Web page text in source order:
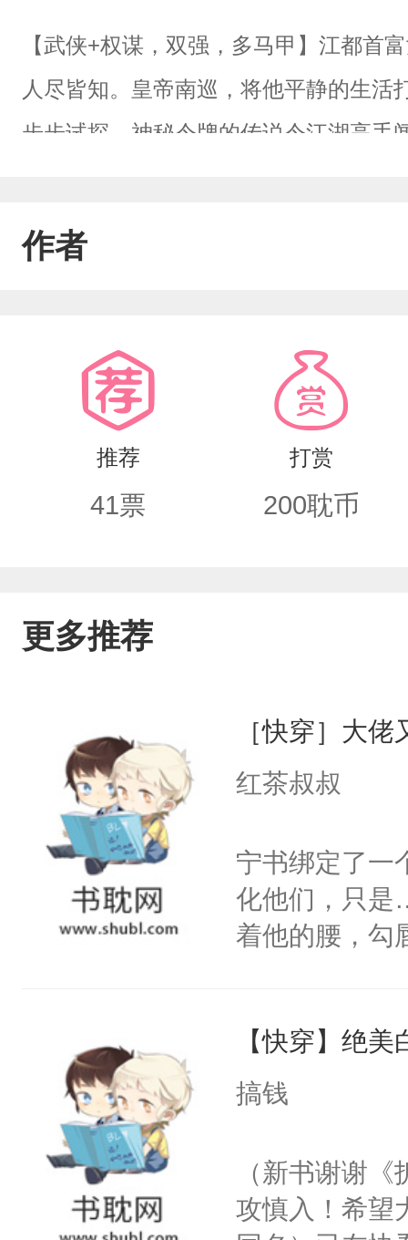
【武侠+权谋，双强，多马甲】江都首
人尽皆知。皇帝南巡，将他平静的生
步步试探，神秘令牌的传说令江湖高手
劫不复的深渊。【阅读指南】①多视
受由于立场/身份缘故，前期可能处于
某种意义上来说，不算传统好人
作者
推荐
41票
打赏
200耽币
更多推荐
［快穿］大
红茶叔叔
宁书绑定了一
化他们，只是
着他的腰，勾
来，给老公
用力——为你
【快穿】绝
搞钱
（新书谢谢
攻慎入！希望